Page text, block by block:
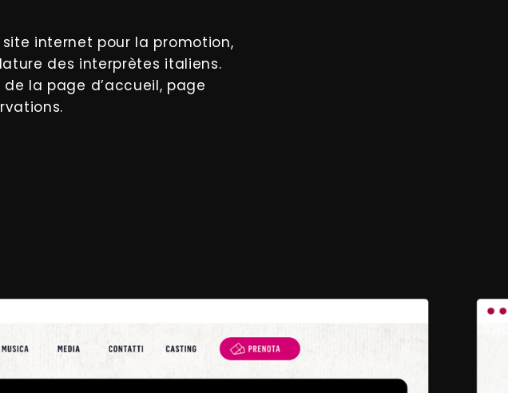
internet pour la promotion,
des interprètes italiens.
la page d’accueil, page